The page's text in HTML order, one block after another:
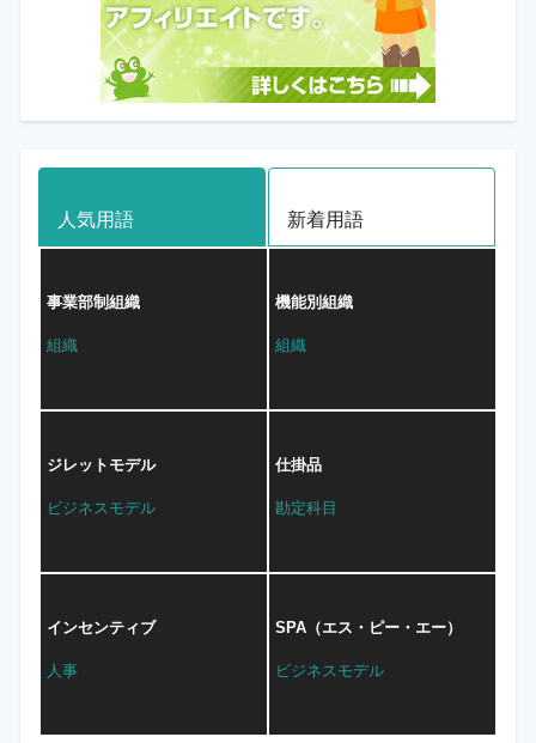
人気用語 新着用語
事業部制組織
組織
機能別組織
組織
ジレットモデル
ビジネスモデル
仕掛品
勘定科目
インセンティブ
人事
SPA（エス・ピー・エー）
ビジネスモデル